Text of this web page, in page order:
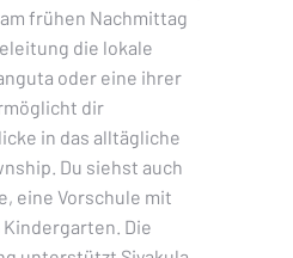
frühen Nachmittag
die lokale
oder eine ihrer
dir
in das alltägliche
Du siehst auch
eine Vorschule mit
Die